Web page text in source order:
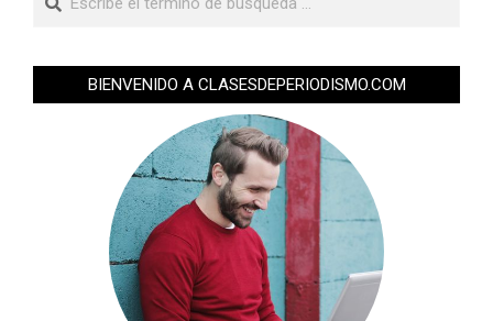
BIENVENIDO A CLASESDEPERIODISMO.COM